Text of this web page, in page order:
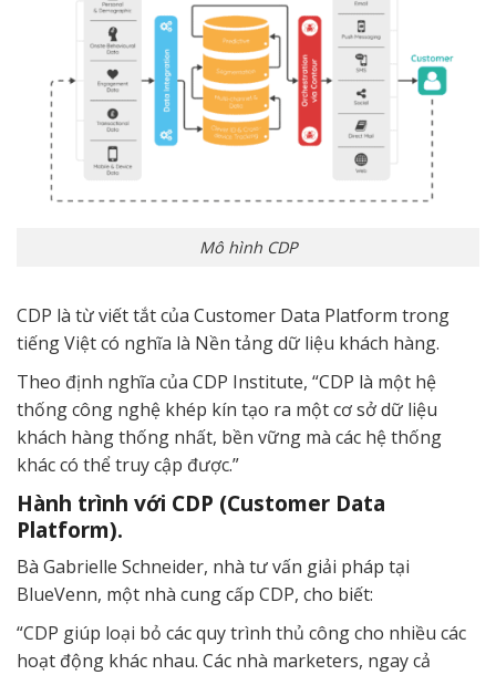
Mô hình CDP
CDP là từ viết tắt của Customer Data Platform trong
tiếng Việt có nghĩa là Nền tảng dữ liệu khách hàng.
Theo định nghĩa của CDP Institute, “CDP là một hệ
thống công nghệ khép kín tạo ra một cơ sở dữ liệu
khách hàng thống nhất, bền vững mà các hệ thống
khác có thể truy cập được.”
Hành trình với CDP (Customer Data
Platform).
Bà Gabrielle Schneider, nhà tư vấn giải pháp tại
BlueVenn, một nhà cung cấp CDP, cho biết:
“CDP giúp loại bỏ các quy trình thủ công cho nhiều các
hoạt động khác nhau. Các nhà marketers, ngay cả